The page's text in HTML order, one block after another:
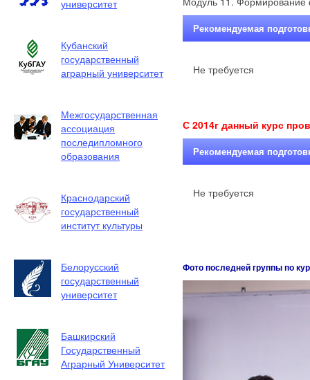
университет
Кубанский
государственный
аграрный университет
Межгосударственная
ассоциация
последипломного
образования
Краснодарский
государственный
институт культуры
Белорусский
государственный
университет
Башкирский
Государственный
Аграрный Университет
Рекомендуемая
Не требуется
С 2014г данный курс
Рекомендуемая
Не требуется
Фото последней группы по